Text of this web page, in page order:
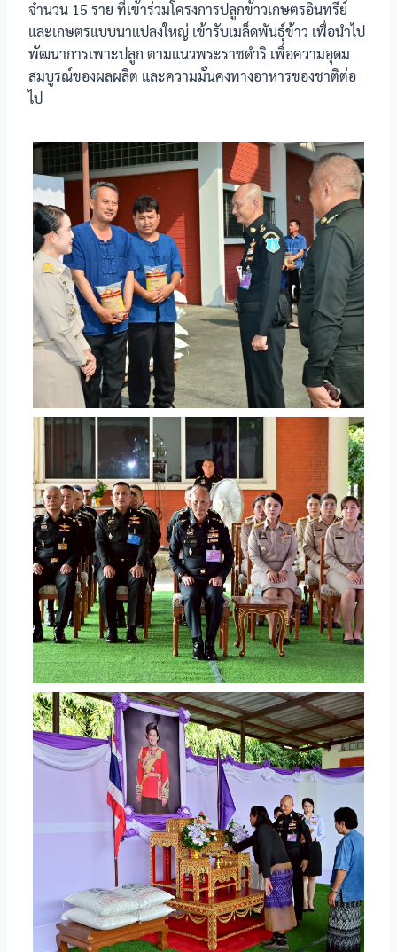
จำนวน 15 ราย ที่เข้าร่วมโครงการปลูกข้าวเกษตรอินทรีย์
และเกษตรแบบนาแปลงใหญ่ เข้ารับเมล็ดพันธุ์ข้าว เพื่อนำไป
พัฒนาการเพาะปลูก ตามแนวพระราชดำริ เพื่อความอุดม
สมบูรณ์ของผลผลิต และความมั่นคงทางอาหารของชาติต่อ
ไป